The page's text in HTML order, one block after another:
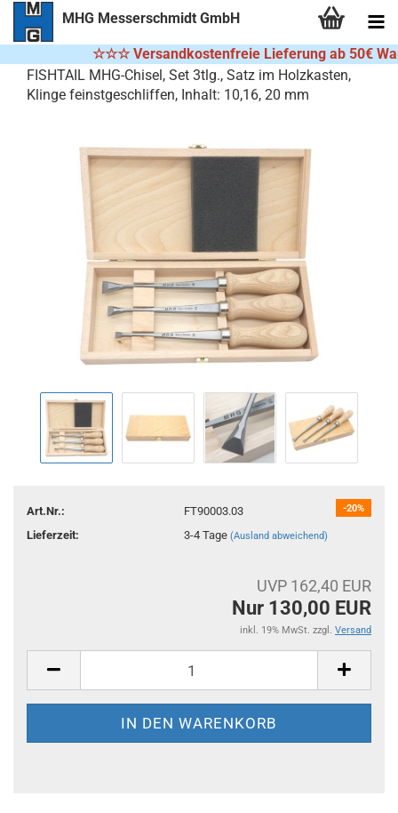
MHG Messerschmidt GmbH
☆☆☆Versandkostenfreie Lieferung ab 50€
FISHTAIL MHG-Chisel, Set 3tlg., Satz im Holzkasten,
Klinge feinstgeschliffen, Inhalt: 10,16, 20 mm
-20%
Art.Nr.:
FT90003.03
Lieferzeit:
3-4 Tage (Ausland abweichend)
UVP 162,40 EUR
Nur 130,00 EUR
inkl. 19% MwSt. zzgl. Versand